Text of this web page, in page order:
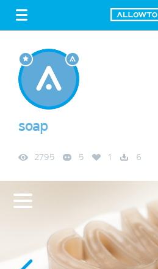
FREE DOWNLOAD
soap
2795 5 1 6